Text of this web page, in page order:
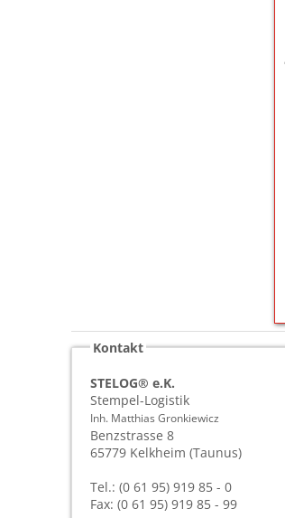
Kontakt
STELOG® e.K.
Stempel-Logistik
Inh. Matthias Gronkiewicz
Benzstrasse 8
65779 Kelkheim (Taunus)
Tel.: (0 61 95) 919 85 - 0
Fax: (0 61 95) 919 85 - 99